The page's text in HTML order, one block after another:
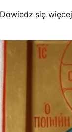
Dowiedz się więcej